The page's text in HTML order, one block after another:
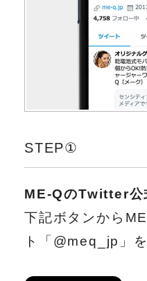
STEP①
ME-QのTwitter公
下記ボタンから
ト「@meq_jp」